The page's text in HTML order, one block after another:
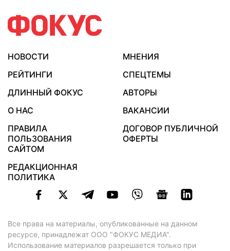
НОВОСТИ
МНЕНИЯ
РЕЙТИНГИ
СПЕЦТЕМЫ
ДЛИННЫЙ ФОКУС
АВТОРЫ
О НАС
ВАКАНСИИ
ПРАВИЛА
ПОЛЬЗОВАНИЯ
САЙТОМ
ДОГОВОР ПУБЛИЧНОЙ
ОФЕРТЫ
РЕДАКЦИОННАЯ
ПОЛИТИКА
Все права на материалы, опубликованные на данном
ресурсе, принадлежат ООО "ФОКУС МЕДИА".
Использование материалов разрешается только при